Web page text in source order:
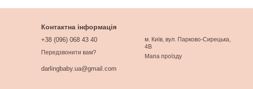
Контактна інформація
+38 (096) 068 43 40
Передзвонити вам?
darlingbaby.ua@gmail.com
м. Київ, вул. Парково-Сирецька,
4В
Мапа проїзду